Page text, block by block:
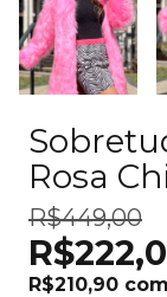
Rosa
R$449,00
R$210,90 com